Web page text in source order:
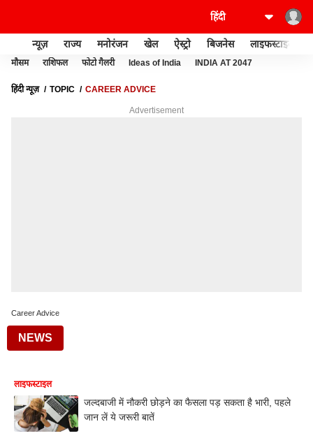
न्यूज़ राज्य मनोरंजन खेल ऐस्ट्रो बिजनेस लाइफस्टाइल
मौसम राशिफल फोटो गैलरी Ideas of India INDIA AT 2047
हिंदी न्यूज़ TOPIC CAREER ADVICE
Advertisement
Career Advice
NEWS
लाइफस्टाइल
जल्दबाजी में नौकरी छोड़ने का फैसला पड़ सकता है भारी, पहले
जान लें ये जरूरी बातें